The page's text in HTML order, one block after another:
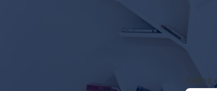
Newsletter
biblioteki